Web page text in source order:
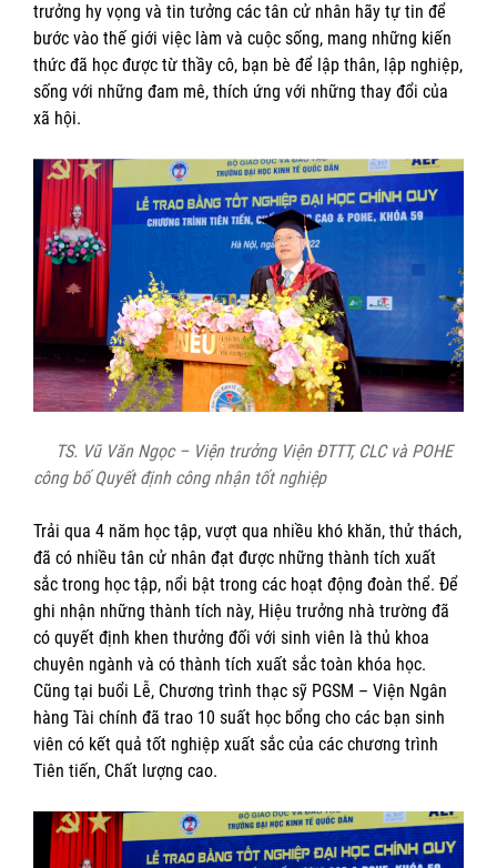
trưởng hy vọng và tin tưởng các tân cử nhân hãy tự tin để
bước vào thế giới việc làm và cuộc sống, mang những kiến
thức đã học được từ thầy cô, bạn bè để lập thân, lập nghiệp,
sống với những đam mê, thích ứng với những thay đổi của
xã hội.
TS. Vũ Văn Ngọc – Viện trưởng Viện ĐTTT, CLC và POHE
công bố Quyết định công nhận tốt nghiệp
Trải qua 4 năm học tập, vượt qua nhiều khó khăn, thử thách,
đã có nhiều tân cử nhân đạt được những thành tích xuất
sắc trong học tập, nổi bật trong các hoạt động đoàn thể. Để
ghi nhận những thành tích này, Hiệu trưởng nhà trường đã
có quyết định khen thưởng đối với sinh viên là thủ khoa
chuyên ngành và có thành tích xuất sắc toàn khóa học.
Cũng tại buổi Lễ, Chương trình thạc sỹ PGSM – Viện Ngân
hàng Tài chính đã trao 10 suất học bổng cho các bạn sinh
viên có kết quả tốt nghiệp xuất sắc của các chương trình
Tiên tiến, Chất lượng cao.